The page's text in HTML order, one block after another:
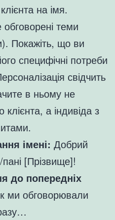
на імя.
теми
Покажіть, що ви
специфічні потреби
свідчить
в ньому не
клієнта, а індивіда з
імені: Добрий
[Прізвище]!
до попередніх
ми обговорювали